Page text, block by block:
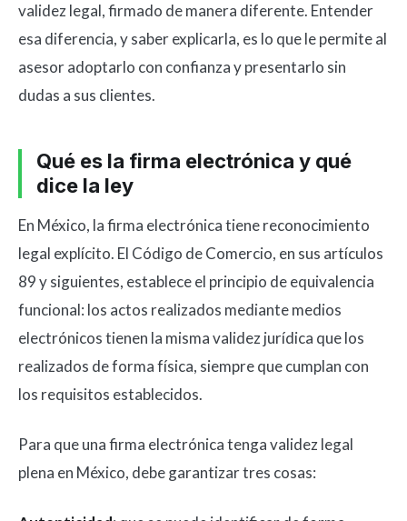
validez legal, firmado de manera diferente. Entender
esa diferencia, y saber explicarla, es lo que le permite al
asesor adoptarlo con confianza y presentarlo sin
dudas a sus clientes.
Qué es la firma electrónica y qué
dice la ley
En México, la firma electrónica tiene reconocimiento
legal explícito. El Código de Comercio, en sus artículos
89 y siguientes, establece el principio de equivalencia
funcional: los actos realizados mediante medios
electrónicos tienen la misma validez jurídica que los
realizados de forma física, siempre que cumplan con
los requisitos establecidos.
Para que una firma electrónica tenga validez legal
plena en México, debe garantizar tres cosas: